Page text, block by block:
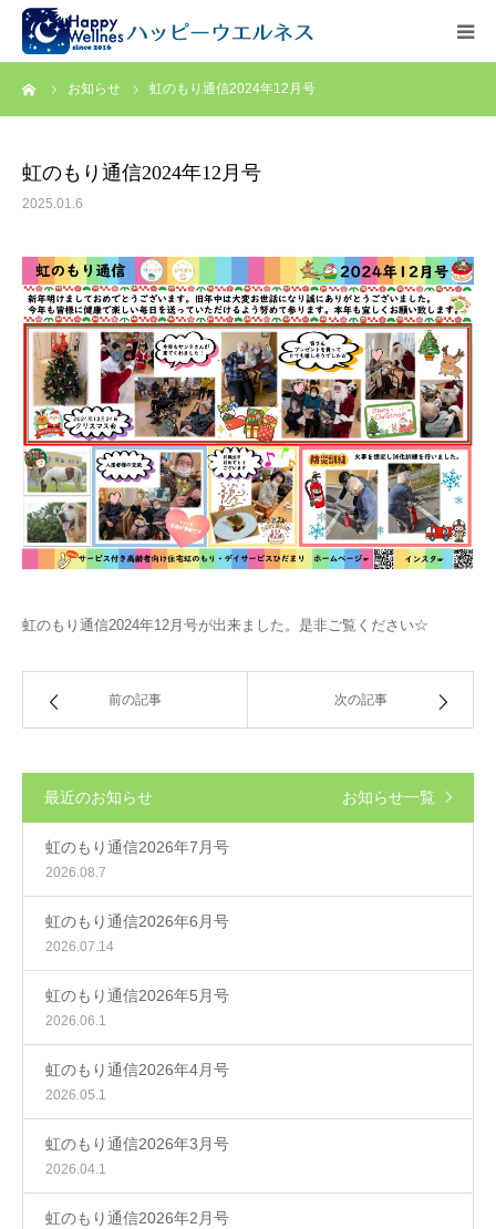
お知らせ 虹のもり通信2024年12月号
虹のもり通信2024年12月号
2025.01.6
虹のもり通信2024年12月号が出来ました。是非ご覧ください☆
前の記事 次の記事
最近のお知らせ お知らせ一覧
虹のもり通信2026年7月号
2026.08.7
虹のもり通信2026年6月号
2026.07.14
虹のもり通信2026年5月号
2026.06.1
虹のもり通信2026年4月号
2026.05.1
虹のもり通信2026年3月号
2026.04.1
虹のもり通信2026年2月号
ホーム
【求人情報】ケアマネジャー
アクセス